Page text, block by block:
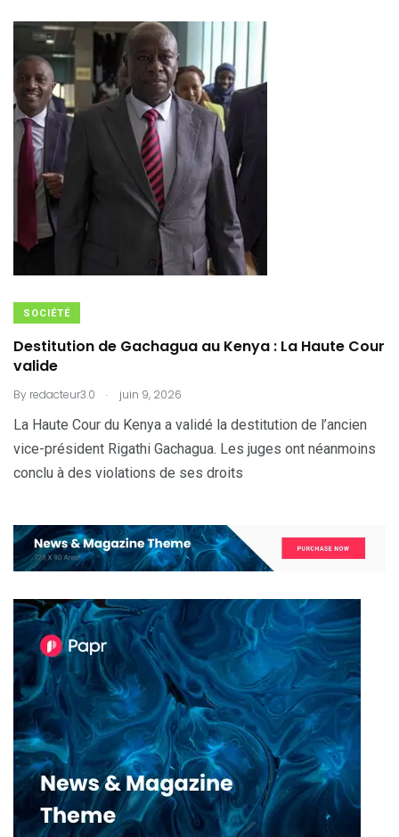
SOCIÉTÉ
Destitution de Gachagua au Kenya : La Haute Cour
valide
By redacteur3.0 . juin 9, 2026
La Haute Cour du Kenya a validé la destitution de l’ancien
vice-président Rigathi Gachagua. Les juges ont néanmoins
conclu à des violations de ses droits